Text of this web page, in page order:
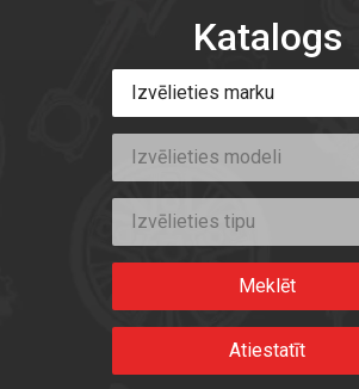
Katalogs
Izvēlieties marku
Izvēlieties modeli
Izvēlieties tipu